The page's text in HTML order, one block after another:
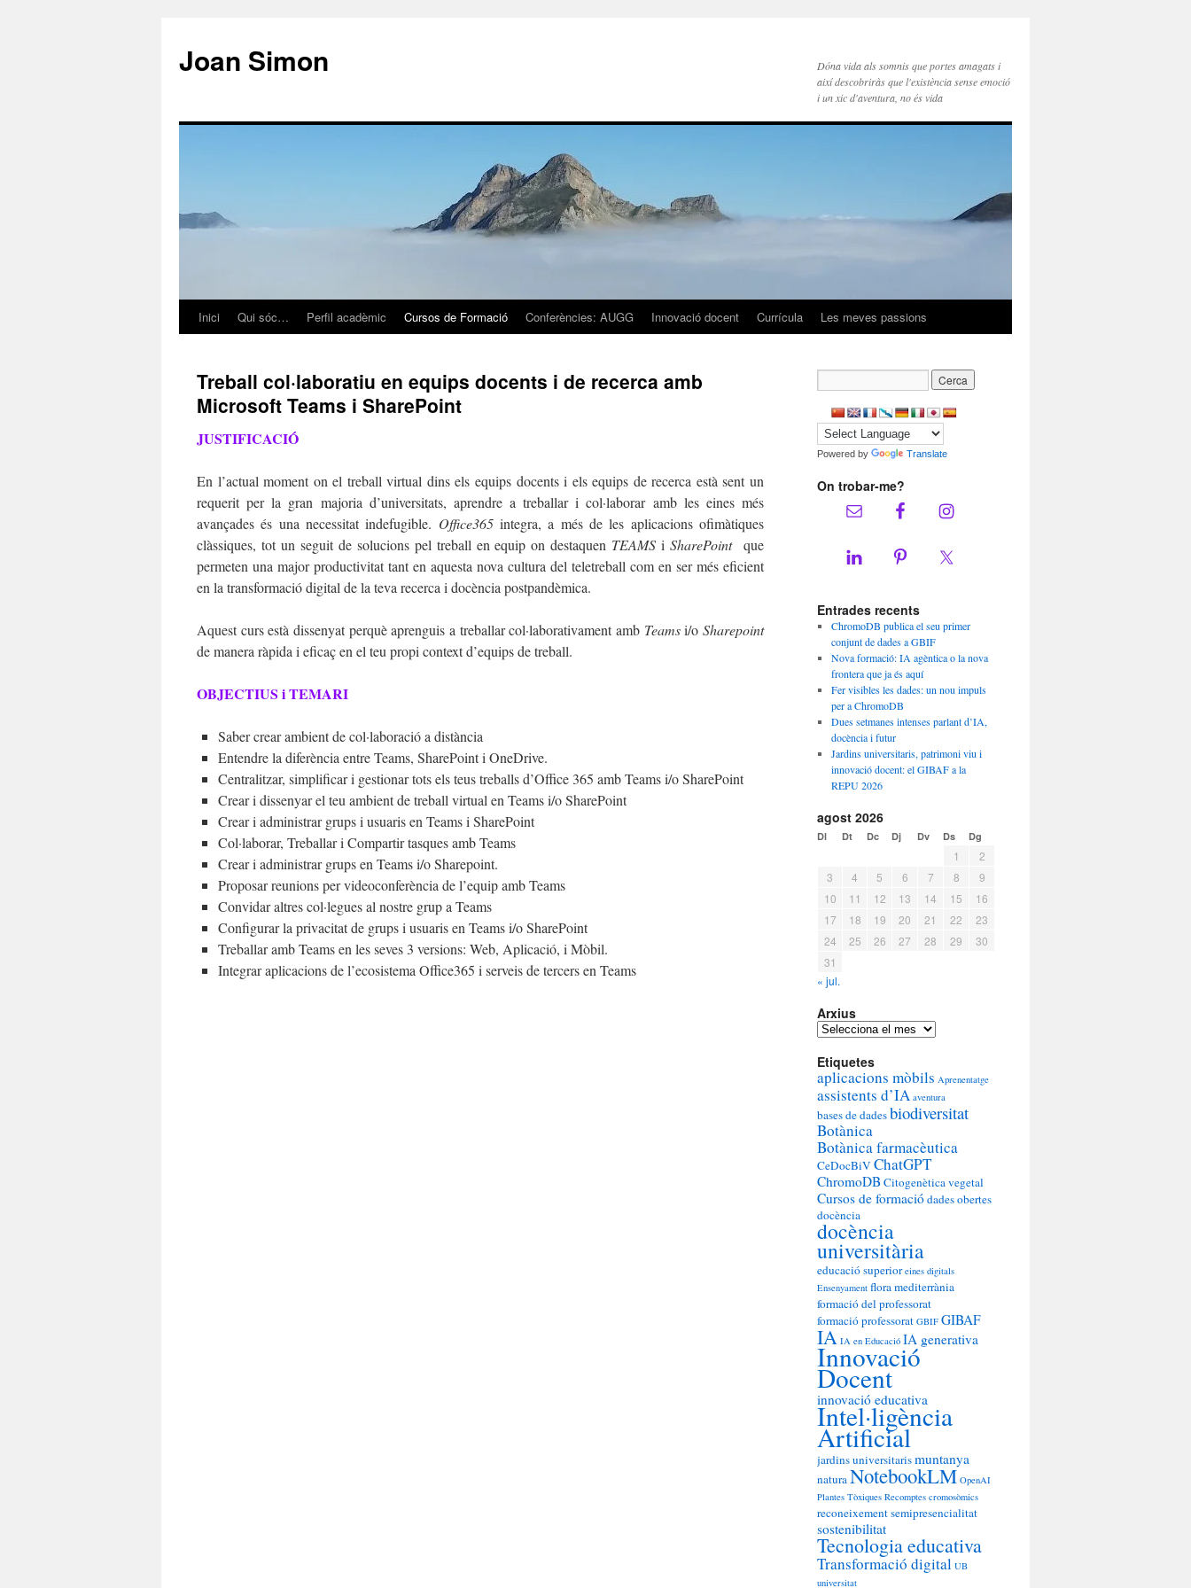
contingut
Joan Simon
Dóna vida als somnis que portes amagats i
així descobriràs que l'existència sense emoció
i un xic d'aventura, no és vida
Inici Qui sóc… Perfil acadèmic Cursos de Formació Conferències: AUGG Innovació docent Currícula Les meves passions
Treball col·laboratiu en equips docents i de recerca amb
Microsoft Teams i SharePoint
JUSTIFICACIÓ
En l’actual moment on el treball virtual dins els equips docents i els equips de recerca està sent un
requerit per la gran majoria d’universitats, aprendre a treballar i col·laborar amb les eines més
avançades és una necessitat indefugible. Office365integra, a més de les aplicacions ofimàtiques
clàssiques, tot un seguit de solucions pel treball en equip on destaquen TEAMS iSharePoint que
permeten una major productivitat tant en aquesta nova cultura del teletreball com en ser més eficient
en la transformació digital de la teva recerca i docència postpandèmica.
Aquest curs està dissenyat perquè aprenguis a treballar col·laborativament amb Teamsi/oSharepoint
de manera ràpida i eficaç en el teu propi context d’equips de treball.
OBJECTIUS i TEMARI
Saber crear ambient de col·laboració a distància
Entendre la diferència entre Teams, SharePoint i OneDrive.
Centralitzar, simplificar i gestionar tots els teus treballs d’Office 365 amb Teams i/o SharePoint
Crear i dissenyar el teu ambient de treball virtual en Teams i/o SharePoint
Crear i administrar grups i usuaris en Teams i SharePoint
Col·laborar, Treballar i Compartir tasques amb Teams
Crear i administrar grups en Teams i/o Sharepoint.
Proposar reunions per videoconferència de l’equip amb Teams
Convidar altres col·legues al nostre grup a Teams
Configurar la privacitat de grups i usuaris en Teams i/o SharePoint
Treballar amb Teams en les seves 3 versions: Web, Aplicació, i Mòbil.
Integrar aplicacions de l’ecosistema Office365 i serveis de tercers en Teams
Powered by Translate
On trobar-me?
Entrades recents
ChromoDB publica el seu primer
conjunt de dades a GBIF
Nova formació: IA agèntica o la nova
frontera que ja és aquí
Fer visibles les dades: un nou impuls
per a ChromoDB
Dues setmanes intenses parlant d’IA,
docència i futur
Jardins universitaris, patrimoni viu i
innovació docent: el GIBAF a la
REPU 2026
agost 2026
Dl Dt Dc Dj Dv Ds Dg
1
2
3
4 5 6 7 8
9
10
11 12 13 14 15
16
17
18 19 20 21 22
23
24
25 26 27 28 29
30
31
« jul.
Arxius
Arxius
Etiquetes
aplicacions mòbils Aprenentatge
assistents d’IA aventura
bases de dadesbiodiversitat
Botànica
Botànica farmacèutica
CeDocBiV ChatGPT
ChromoDBCitogenètica vegetal
Cursos de formaciódades obertes
docència
docència
universitària
educació superior eines digitals
Ensenyament flora mediterrània
formació del professorat
formació professorat GBIF GIBAF
IA IA en Educació IA generativa
Innovació
Docent
innovació educativa
Intel·ligència
Artificial
jardins universitarismuntanya
naturaNotebookLM OpenAI
Plantes Tòxiques Recomptes cromosòmics
reconeixementsemipresencialitat
sostenibilitat
Tecnologia educativa
Transformació digital UB
universitat